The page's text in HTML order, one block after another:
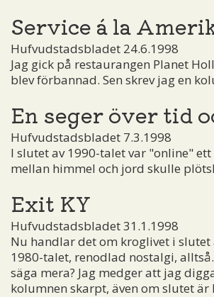
Service á la
Hufvudstadsbladet 24.6.1998
Jag gick på restaurangen Planet
blev förbannad. Sen skrev jag en
En seger över tid
Hufvudstadsbladet 7.3.1998
I slutet av 1990-talet var "online"
mellan himmel och jord skulle
Exit KY
Hufvudstadsbladet 31.1.1998
Nu handlar det om kroglivet i slutet
1980-talet, renodlad nostalgi,
säga mera? Jag medger att jag
kolumnen skarpt, även om slutet